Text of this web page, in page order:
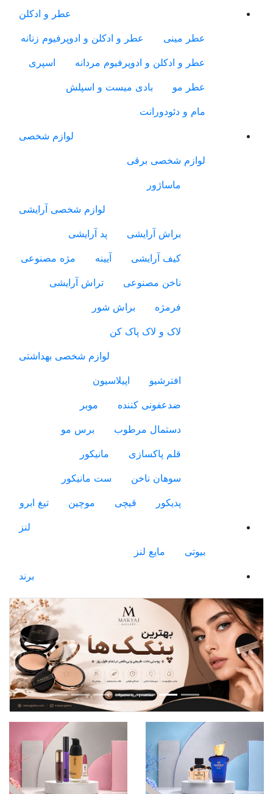
عطر و ادکلن
عطر مینی
عطر و ادکلن و ادوپرفیوم زنانه
عطر و ادکلن و ادوپرفیوم مردانه
اسپری
عطر مو
بادی میست و اسپلش
مام و دئودورانت
لوازم شخصی
لوازم شخصی برقی
ماساژور
لوازم شخصی آرایشی
براش آرایشی
پد آرایشی
کیف آرایشی
آیینه
مژه مصنوعی
ناخن مصنوعی
تراش آرایشی
فرمژه
براش شور
لاک و لاک پاک کن
لوازم شخصی بهداشتی
افترشیو
اپیلاسیون
ضدعفونی کننده
موبر
دستمال مرطوب
برس مو
قلم پاکسازی
مانیکور
سوهان ناخن
ست مانیکور
پدیکور
قیچی موچین
تیغ ابرو
لنز
بیوتی
مایع لنز
برند